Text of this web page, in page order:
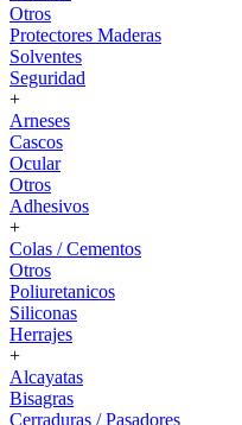
Otros
Protectores Maderas
Solventes
Seguridad
+
Arneses
Cascos
Ocular
Otros
Adhesivos
+
Colas / Cementos
Otros
Poliuretanicos
Siliconas
Herrajes
+
Alcayatas
Bisagras
Cerraduras / Pasadores